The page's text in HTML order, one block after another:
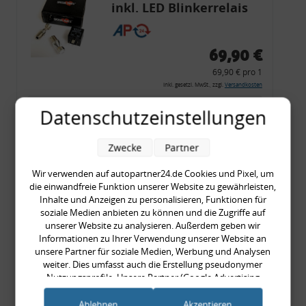
inkl. LED Blinkerrelais
CF 14
69,90 €
69,90 € pro 1
inkl. gesetzl. MwSt., zzgl. Versandkosten
Merkzettel
Rückleuchtenband mit
Blinker, rot, US-Ecken,
Audi 80 Cabrio, Typ 89,
OE-Nr.: 8G0945225 +
8G0945225C
999,99 €
999,99 € pro 1
Datenschutzeinstellungen
Wir verwenden auf autopartner24.de Cookies und Pixel, um
die einwandfreie Funktion unserer Website zu gewährleisten,
Inhalte und Anzeigen zu personalisieren, Funktionen für
soziale Medien anbieten zu können und die Zugriffe auf
unserer Website zu analysieren. Außerdem geben wir
Informationen zu Ihrer Verwendung unserer Website an
unsere Partner für soziale Medien, Werbung und Analysen
weiter. Dies umfasst auch die Erstellung pseudonymer
Nutzungsprofile. Unsere Partner (Google Advertising
Products) führen diese Informationen möglicherweise mit
weiteren Daten zusammen, die Sie ihnen bereitgestellt haben
Zwecke Partner